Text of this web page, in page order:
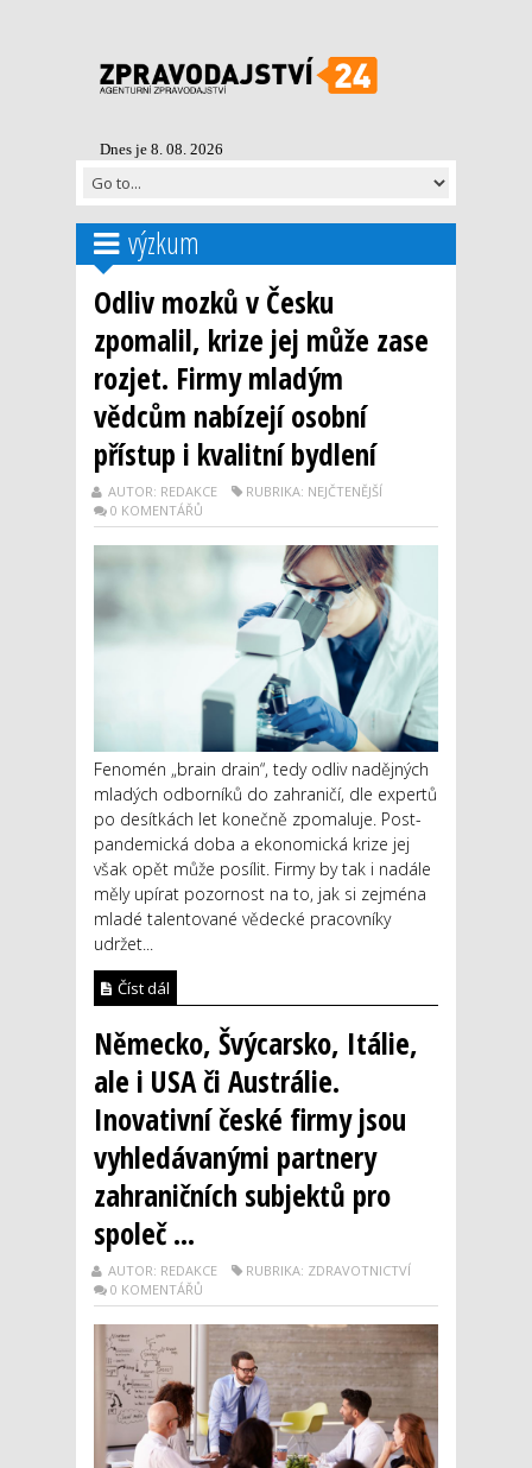
Dnes je 8. 08. 2026
výzkum
Odliv mozků v Česku
zpomalil, krize jej může zase
rozjet. Firmy mladým
vědcům nabízejí osobní
přístup i kvalitní bydlení
AUTOR: REDAKCE
RUBRIKA: NEJČTENĚJŠÍ
0 KOMENTÁŘŮ
Fenomén „brain drain“, tedy odliv nadějných
mladých odborníků do zahraničí, dle expertů
po desítkách let konečně zpomaluje. Post-
pandemická doba a ekonomická krize jej
však opět může posílit. Firmy by tak i nadále
měly upírat pozornost na to, jak si zejména
mladé talentované vědecké pracovníky
udržet...
Číst dál
Německo, Švýcarsko, Itálie,
ale i USA či Austrálie.
Inovativní české firmy jsou
vyhledávanými partnery
zahraničních subjektů pro
společ ...
AUTOR: REDAKCE
RUBRIKA: ZDRAVOTNICTVÍ
0 KOMENTÁŘŮ